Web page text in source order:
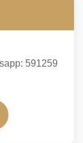
591259